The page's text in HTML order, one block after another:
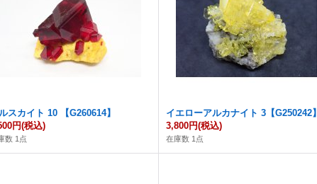
スカイト 10 【G260614】
円(税込)
数 1点
イエローアルカナイト 3【G250242】
3,800円(税込)
在庫数 1点